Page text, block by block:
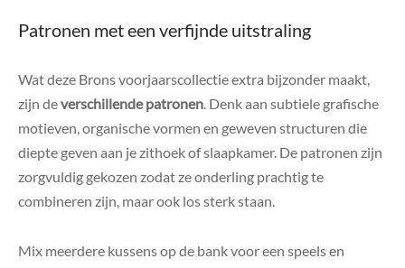
Patronen met een verfijnde uitstraling
Wat deze Brons voorjaarscollectie extra bijzonder maakt,
zijn deverschillende patronen. Denk aan subtiele grafische
motieven, organische vormen en geweven structuren die
diepte geven aan je zithoek of slaapkamer. De patronen zijn
zorgvuldig gekozen zodat ze onderling prachtig te
combineren zijn, maar ook los sterk staan.
Mix meerdere kussens op de bank voor een speels en